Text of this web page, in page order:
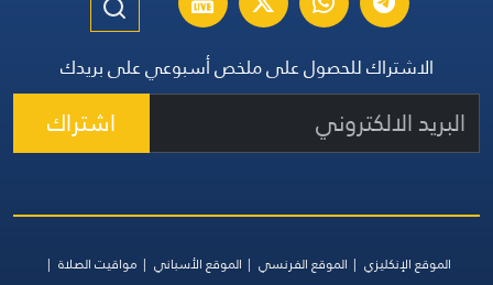
الاشتراك للحصول على ملخص أسبوعي على بريدك
اشتراك
الموقع الإنكليزي الموقع الفرنسي الموقع الأسباني
مواقيت الصلاة